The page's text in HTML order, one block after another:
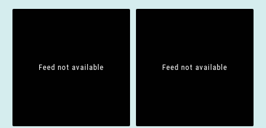
a
Feed not available Feed not available